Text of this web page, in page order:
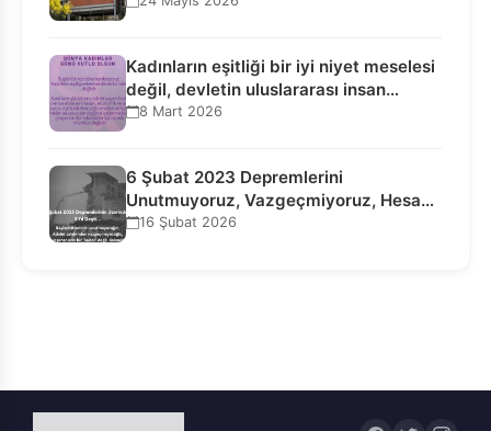
Kadınların eşitliği bir iyi niyet meselesi
değil, devletin uluslararası insan…
8 Mart 2026
6 Şubat 2023 Depremlerini
Unutmuyoruz, Vazgeçmiyoruz, Hesap
Sorulmasını İstiyoruz!
16 Şubat 2026